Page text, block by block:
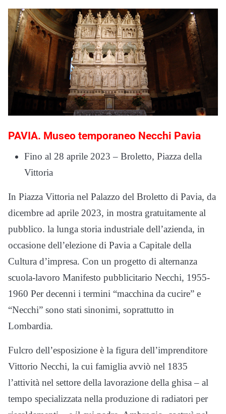
PAVIA. Museo temporaneo Necchi Pavia
Fino al 28 aprile 2023 – Broletto, Piazza della
Vittoria
In Piazza Vittoria nel Palazzo del Broletto di Pavia, da
dicembre ad aprile 2023, in mostra gratuitamente al
pubblico. la lunga storia industriale dell’azienda, in
occasione dell’elezione di Pavia a Capitale della
Cultura d’impresa. Con un progetto di alternanza
scuola-lavoro Manifesto pubblicitario Necchi, 1955-
1960 Per decenni i termini “macchina da cucire” e
“Necchi” sono stati sinonimi, soprattutto in
Lombardia.
Fulcro dell’esposizione è la figura dell’imprenditore
Vittorio Necchi, la cui famiglia avviò nel 1835
l’attività nel settore della lavorazione della ghisa – al
tempo specializzata nella produzione di radiatori per